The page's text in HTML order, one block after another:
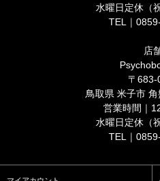
水曜日定休（
TEL｜
店
〒683-
鳥取県 米子市
営業時間｜
水曜日定休（
TEL｜